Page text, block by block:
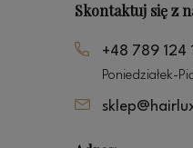
Skontaktuj się z
+48 789 124
Poniedziałek-